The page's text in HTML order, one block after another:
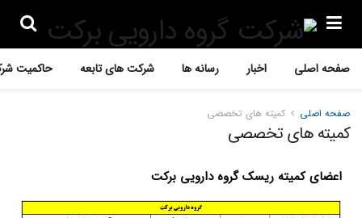
صفحه اصلی اخبار رسانه ها شرکت های تابعه حاکمیت
صفحه اصلی کمیته های تخصصی
کمیته های تخصصی
اعضای کمیته ریسک گروه دارویی برکت